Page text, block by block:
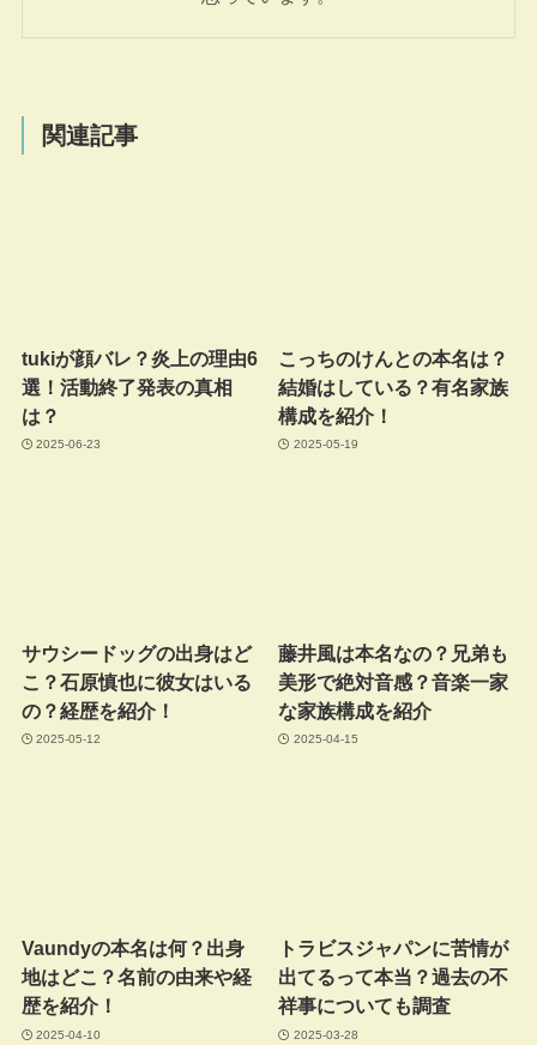
関連記事
tukiが顔バレ？炎上の理由6
選！活動終了発表の真相
は？
2025-06-23
こっちのけんとの本名は？
結婚はしている？有名家族
構成を紹介！
2025-05-19
サウシードッグの出身はど
こ？石原慎也に彼女はいる
の？経歴を紹介！
2025-05-12
藤井風は本名なの？兄弟も
美形で絶対音感？音楽一家
な家族構成を紹介
2025-04-15
Vaundyの本名は何？出身
地はどこ？名前の由来や経
歴を紹介！
2025-04-10
トラビスジャパンに苦情が
出てるって本当？過去の不
祥事についても調査
2025-03-28